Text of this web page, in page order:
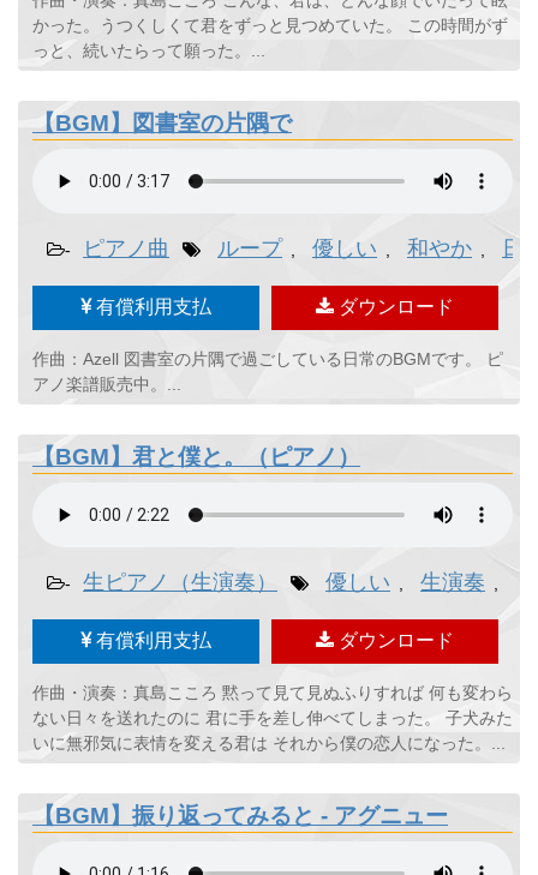
かった。うつくしくて君をずっと見つめていた。 この時間がず
っと、続いたらって願った。...
【BGM】図書室の片隅で
- ピアノ曲 ループ 優しい 和やか 日
有償利用支払 ダウンロード
作曲：Azell 図書室の片隅で過ごしている日常のBGMです。 ピ
アノ楽譜販売中。...
【BGM】君と僕と。（ピアノ）
- 生ピアノ（生演奏） 優しい 生演奏
有償利用支払 ダウンロード
作曲・演奏：真島こころ 黙って見て見ぬふりすれば 何も変わら
ない日々を送れたのに 君に手を差し伸べてしまった。 子犬みた
いに無邪気に表情を変える君は それから僕の恋人になった。...
【BGM】振り返ってみると - アグニュー